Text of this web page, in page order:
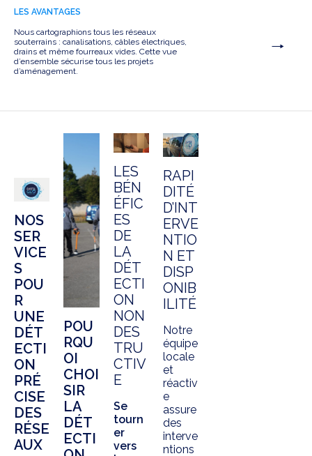
LES AVANTAGES
Nous cartographions tous les réseaux
souterrains : canalisations, câbles électriques,
drains et même fourreaux vides. Cette vue
d’ensemble sécurise tous les projets
d’aménagement.
NOS
SER
VICE
S
POU
R
UNE
DÉT
ECTI
ON
PRÉ
CISE
DES
RÉSE
AUX
POU
RQU
OI
CHOI
SIR
LA
DÉT
ECTI
LES
BÉN
ÉFIC
ES
DE
LA
DÉT
ECTI
ON
NON
DES
TRU
CTIV
E
Se
tourn
er
vers
RAPI
DITÉ
D’INT
ERVE
NTIO
N ET
DISP
ONIB
ILITÉ
Notre
équipe
locale
et
réactiv
e
assure
des
interve
ntions